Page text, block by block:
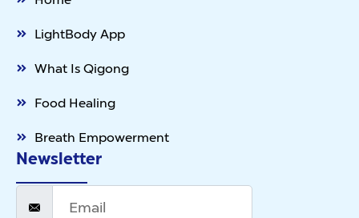
LightBody App
What Is Qigong
Food Healing
Breath Empowerment
Newsletter